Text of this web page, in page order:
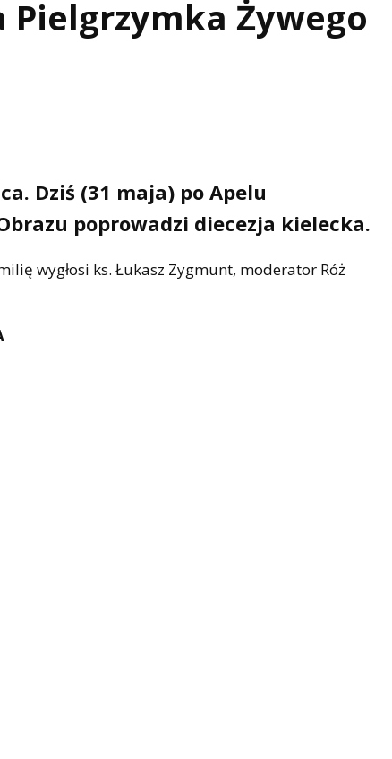
Pielgrzymka Żywego
Dziś (31 maja) po Apelu
poprowadzi diecezja kielecka.
wygłosi ks. Łukasz Zygmunt, moderator Róż